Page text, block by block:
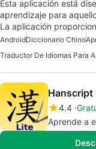
Esta aplicación está
aprendizaje para
La aplicación
AndroidDiccionario Chino
Traductor De Idiomas Para
Hanscript
4.4
Aprende a